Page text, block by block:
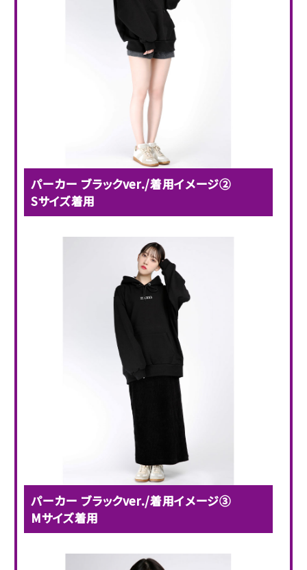
パーカー ブラックver./着用イメージ②
Sサイズ着用
パーカー ブラックver./着用イメージ③
Mサイズ着用